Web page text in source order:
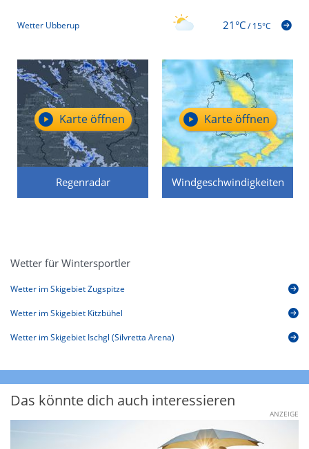
Wetter Ubberup 21°C/15°C
Regenradar
Karte öffnen
Windgeschwindigkeiten
Karte öffnen
Wetter für Wintersportler
Wetter im Skigebiet Zugspitze
Wetter im Skigebiet Kitzbühel
Wetter im Skigebiet Ischgl (Silvretta Arena)
Das könnte dich auch interessieren
ANZEIGE